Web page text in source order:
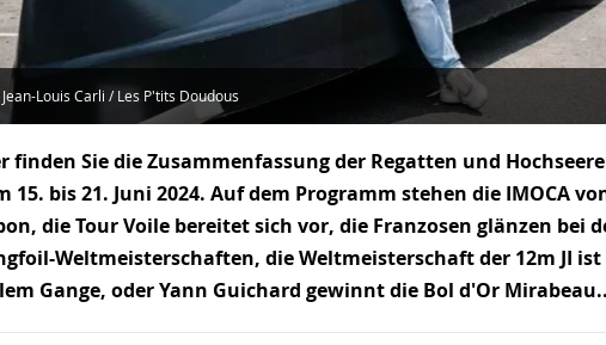
Louis Carli / Les P'tits Doudous
finden Sie die Zusammenfassung der Regatten und
15. bis 21. Juni 2024. Auf dem Programm stehen die IMOCA
die Tour Voile bereitet sich vor, die Franzosen glänzen bei
Weltmeisterschaften, die Weltmeisterschaft der 12m JI ist
Gange, oder Yann Guichard gewinnt die Bol d'Or